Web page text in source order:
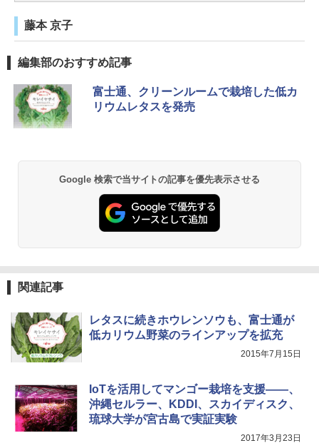
藤本 京子
編集部のおすすめ記事
富士通、クリーンルームで栽培した低カ
リウムレタスを発売
Google 検索で当サイトの記事を優先表示させる
関連記事
レタスに続きホウレンソウも、富士通が
低カリウム野菜のラインアップを拡充
2015年7月15日
IoTを活用してマンゴー栽培を支援――、
沖縄セルラー、KDDI、スカイディスク、
琉球大学が宮古島で実証実験
2017年3月23日